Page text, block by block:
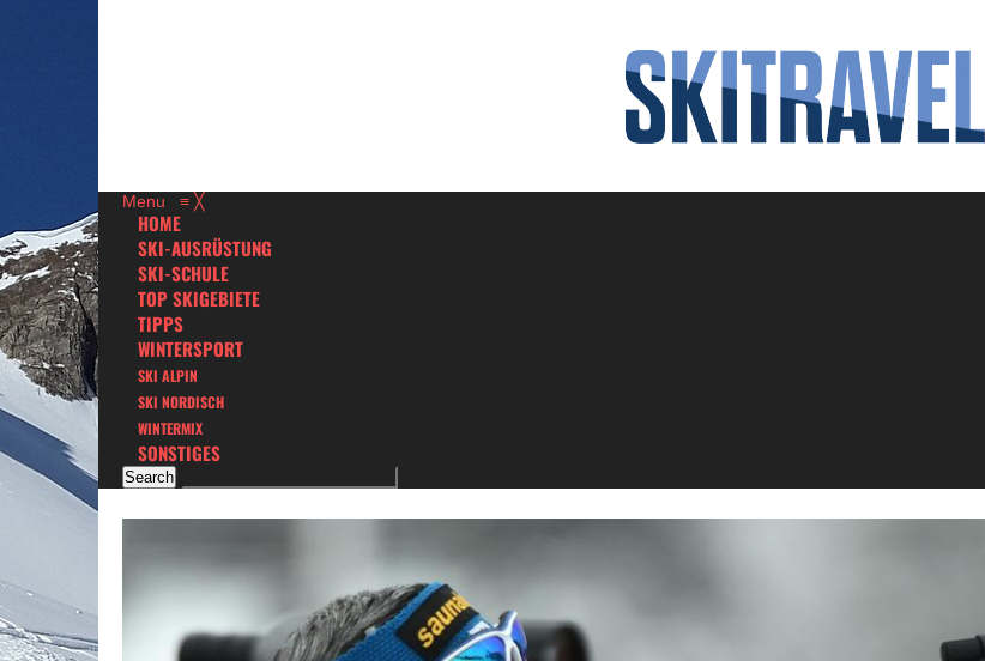
Menu ≡ ╳
HOME
SKI-AUSRÜSTUNG
SKI-SCHULE
TOP SKIGEBIETE
TIPPS
WINTERSPORT
SKI ALPIN
SKI NORDISCH
WINTERMIX
SONSTIGES